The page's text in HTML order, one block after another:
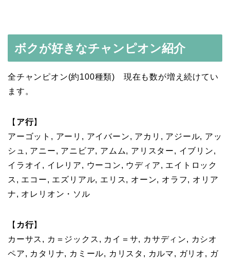
ボクが好きなチャンピオン紹介
全チャンピオン(約100種類) 現在も数が増え続けてい
ます。
【 ア行】
アーゴット, アーリ, アイバーン, アカリ, アジール, アッ
シュ, アニー, アニビア, アムム, アリスター, イブリン,
イラオイ, イレリア, ウーコン, ウディア, エイトロック
ス, エコー, エズリアル, エリス, オーン, オラフ, オリア
ナ, オレリオン・ソル
【 カ行】
カーサス, カ＝ジックス, カイ＝サ, カサディン, カシオ
ペア, カタリナ, カミール, カリスタ, カルマ, ガリオ, ガ